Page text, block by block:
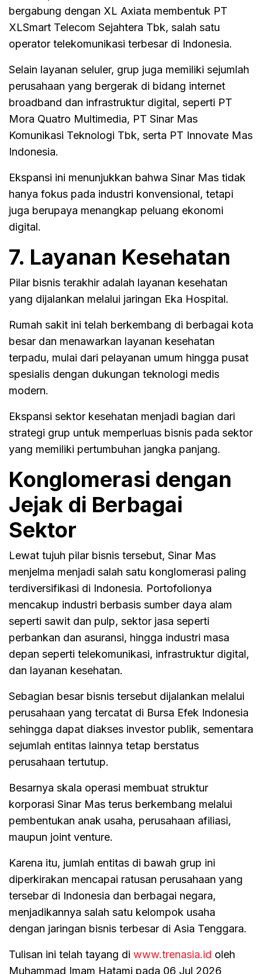
bergabung dengan XL Axiata membentuk PT
XLSmart Telecom Sejahtera Tbk, salah satu
operator telekomunikasi terbesar di Indonesia.
Selain layanan seluler, grup juga memiliki sejumlah
perusahaan yang bergerak di bidang internet
broadband dan infrastruktur digital, seperti PT
Mora Quatro Multimedia, PT Sinar Mas
Komunikasi Teknologi Tbk, serta PT Innovate Mas
Indonesia.
Ekspansi ini menunjukkan bahwa Sinar Mas tidak
hanya fokus pada industri konvensional, tetapi
juga berupaya menangkap peluang ekonomi
digital.
7. Layanan Kesehatan
Pilar bisnis terakhir adalah layanan kesehatan
yang dijalankan melalui jaringan Eka Hospital.
Rumah sakit ini telah berkembang di berbagai kota
besar dan menawarkan layanan kesehatan
terpadu, mulai dari pelayanan umum hingga pusat
spesialis dengan dukungan teknologi medis
modern.
Ekspansi sektor kesehatan menjadi bagian dari
strategi grup untuk memperluas bisnis pada sektor
yang memiliki pertumbuhan jangka panjang.
Konglomerasi dengan
Jejak di Berbagai
Sektor
Lewat tujuh pilar bisnis tersebut, Sinar Mas
menjelma menjadi salah satu konglomerasi paling
terdiversifikasi di Indonesia. Portofolionya
mencakup industri berbasis sumber daya alam
seperti sawit dan pulp, sektor jasa seperti
perbankan dan asuransi, hingga industri masa
depan seperti telekomunikasi, infrastruktur digital,
dan layanan kesehatan.
Sebagian besar bisnis tersebut dijalankan melalui
perusahaan yang tercatat di Bursa Efek Indonesia
sehingga dapat diakses investor publik, sementara
sejumlah entitas lainnya tetap berstatus
perusahaan tertutup.
Besarnya skala operasi membuat struktur
korporasi Sinar Mas terus berkembang melalui
pembentukan anak usaha, perusahaan afiliasi,
maupun joint venture.
Karena itu, jumlah entitas di bawah grup ini
diperkirakan mencapai ratusan perusahaan yang
tersebar di Indonesia dan berbagai negara,
menjadikannya salah satu kelompok usaha
dengan jaringan bisnis terbesar di Asia Tenggara.
Tulisan ini telah tayang di www.trenasia.id oleh
Muhammad Imam Hatami pada 06 Jul 2026